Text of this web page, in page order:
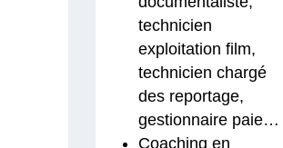
technicien
exploitation film,
technicien chargé
des reportage,
gestionnaire paie…
Coaching en